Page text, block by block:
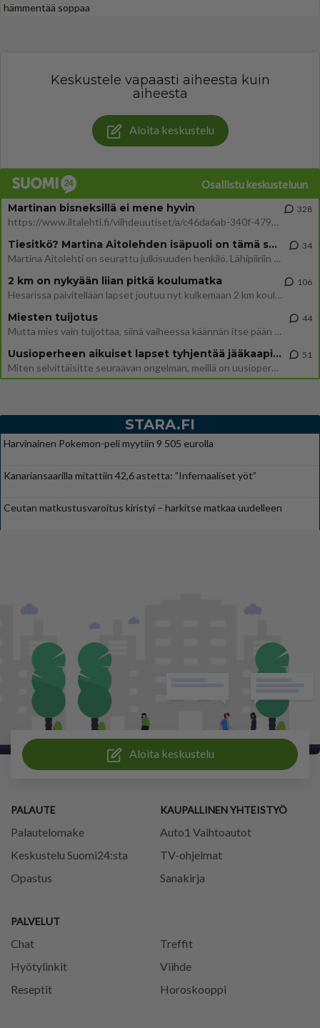
hämmentää soppaa
Keskustele vapaasti aiheesta kuin
aiheesta
Aloita keskustelu
Osallistu keskusteluun
Martinan bisneksillä ei mene hyvin
https://www.iltalehti.fi/viihdeuutiset/a/c46da6ab-340f-4790-aaa7-0865eed2336 Yrityksen konkurssihakemus on tullut kärä
328
Tiesitkö? Martina Aitolehden isäpuoli on tämä suosittu laulaja
Martina Aitolehti on seurattu julkisuuden henkilö. Lähipiiriin mahtuu muitakin tunnettuja henkilöitä. Tiesitkö, että Ma
34
2 km on nykyään liian pitkä koulumatka
Hesarissa päivitellään lapset joutuu nyt kulkemaan 2 km kouluun jösses. Ruostefillarilla tuo matka menee vaikka miten äk
106
Miesten tuijotus
Mutta mies vain tuijottaa, siinä vaiheessa käännän itse pään pois. Mikä juttu? Yleensä jos joku tuijottaa tai katsoo, hä
44
Uusioperheen aikuiset lapset tyhjentää jääkaapin käydessään
Miten selvittäisitte seuraavan ongelman, meillä on uusioperhe, minulla teini-ikäiset lapset ja puolisolla aikuiset, jotk
51
STARA.FI
Harvinainen Pokemon-peli myytiin 9 505 eurolla
Kanariansaarilla mitattiin 42,6 astetta: ”Infernaaliset yöt”
Ceutan matkustusvaroitus kiristyi – harkitse matkaa uudelleen
Aloita keskustelu
PALAUTE
Palautelomake
Keskustelu Suomi24:sta
Opastus
PALVELUT
Chat
Treffit
Hyötylinkit
Viihde
Reseptit
Horoskooppi
KAUPALLINEN YHTEISTYÖ
Auto1 Vaihtoautot
TV-ohjelmat
Sanakirja